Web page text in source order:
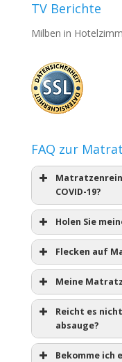
TV Berichte
Milben in
FAQ zur
COVID-19?
Holen Sie
Flecken auf
Meine
Reicht es
absauge?
Bekomme ich